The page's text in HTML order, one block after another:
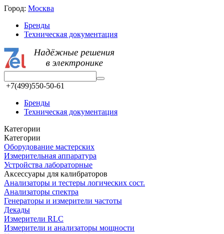
Город: Москва
Бренды
Техническая документация
+7(499)550-50-61
Бренды
Техническая документация
Категории
Категории
Оборудование мастерских
Измерительная аппаратура
Устройства лабораторные
Аксессуары для калибраторов
Анализаторы и тестеры логических сост.
Анализаторы спектра
Генераторы и измерители частоты
Декады
Измерители RLC
Измерители и анализаторы мощности